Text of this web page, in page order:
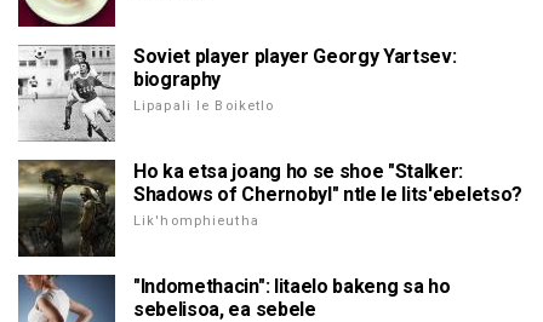
Soviet player player Georgy Yartsev:
biography
Lipapali le Boiketlo
Ho ka etsa joang ho se shoe "Stalker:
Shadows of Chernobyl" ntle le lits'ebeletso?
Lik'homphieutha
"Indomethacin": litaelo bakeng sa ho
sebelisoa, ea sebele